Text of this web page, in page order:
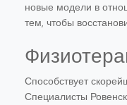
новые модели в
тем, чтобы
Способствует
Специалисты